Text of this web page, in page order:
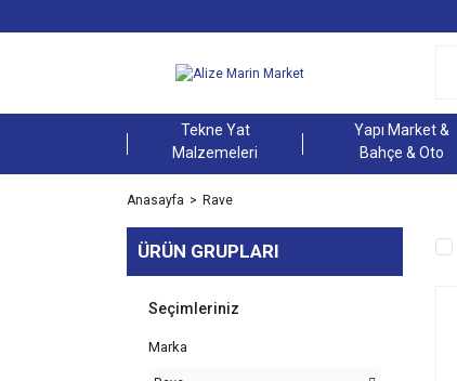
Tekne Yat
Malzemeleri
Yapı Market &
Bahçe & Oto
Anasayfa Rave
ÜRÜN GRUPLARI
Seçimleriniz
Marka